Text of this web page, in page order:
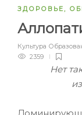
ЗДОРОВЬЕ,
Культура
2359
Нет